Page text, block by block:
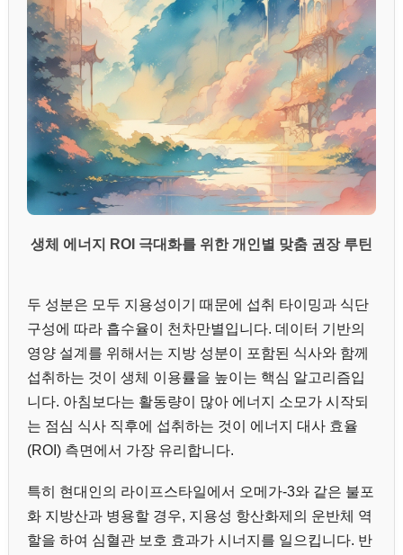
생체 에너지 ROI 극대화를 위한 개인별 맞춤 권장 루틴
두 성분은 모두 지용성이기 때문에 섭취 타이밍과 식단
구성에 따라 흡수율이 천차만별입니다. 데이터 기반의
영양 설계를 위해서는 지방 성분이 포함된 식사와 함께
섭취하는 것이 생체 이용률을 높이는 핵심 알고리즘입
니다. 아침보다는 활동량이 많아 에너지 소모가 시작되
는 점심 식사 직후에 섭취하는 것이 에너지 대사 효율
(ROI) 측면에서 가장 유리합니다.
특히 현대인의 라이프스타일에서 오메가-3와 같은 불포
화 지방산과 병용할 경우, 지용성 항산화제의 운반체 역
할을 하여 심혈관 보호 효과가 시너지를 일으킵니다. 반